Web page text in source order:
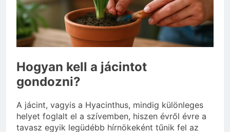
eredetiségvizsgálathoz?
3 Nap Ezelőtt
Hogyan kell a jácintot
gondozni?
A jácint, vagyis a Hyacinthus, mindig különleges
helyet foglalt el a szívemben, hiszen évről évre a
tavasz egyik legüdébb hírnökeként tűnik fel az